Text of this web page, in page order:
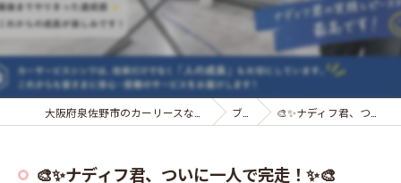
ブログ 🎨✨ナディフ君、ついに一人で完走！✨🎨
🎨✨ナディフ君、ついに一人で完走！✨🎨